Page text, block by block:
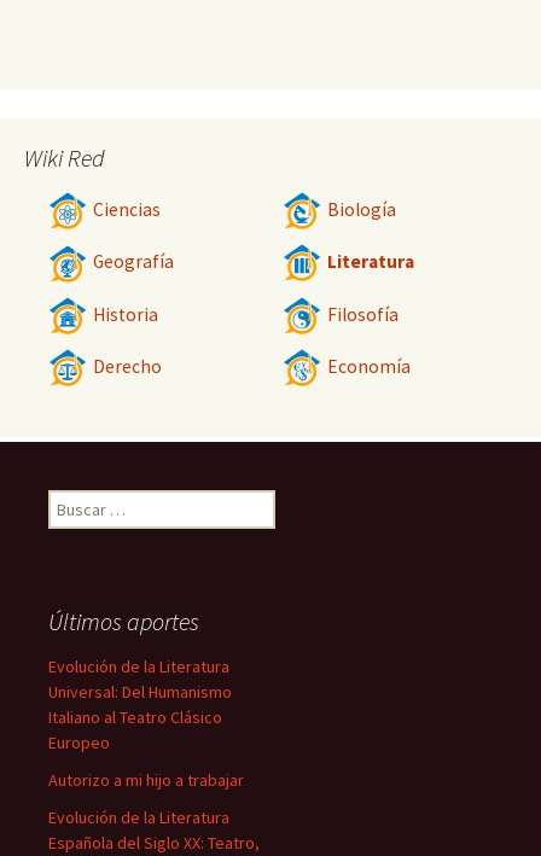
Wiki Red
Ciencias Biología
Geografía Literatura
Historia Filosofía
Derecho Economía
Buscar:
Últimos aportes
Evolución de la Literatura
Universal: Del Humanismo
Italiano al Teatro Clásico
Europeo
Autorizo a mi hijo a trabajar
Evolución de la Literatura
Española del Siglo XX: Teatro,